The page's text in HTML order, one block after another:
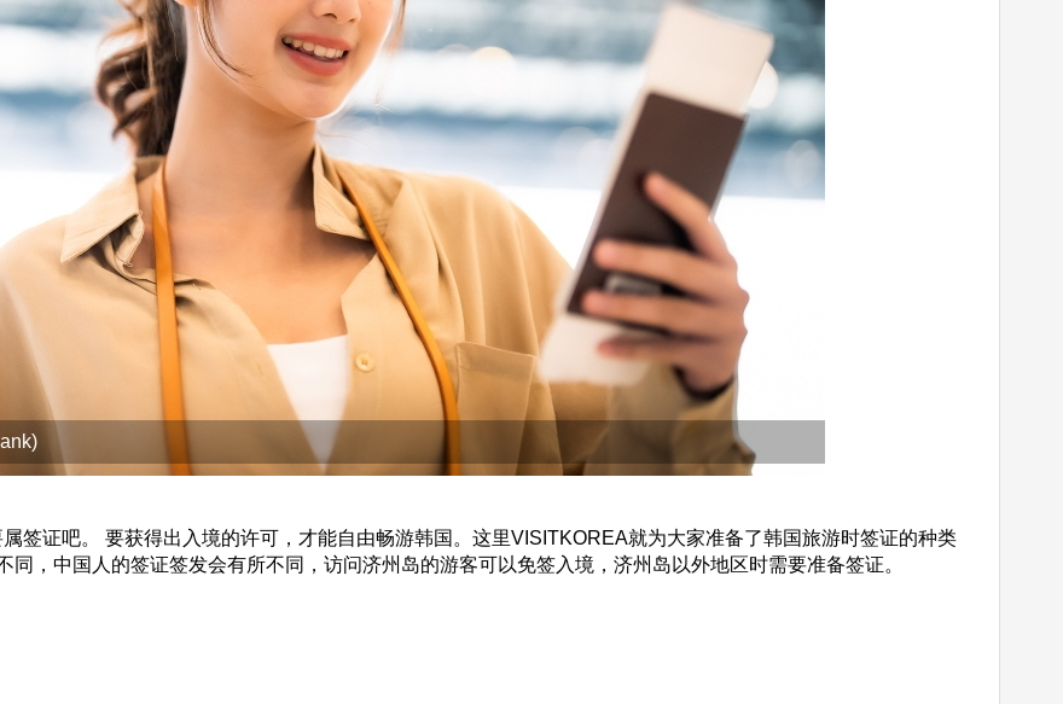
签证吧。 要获得出入境的许可，才能自由畅游韩国。这里VISITKOREA就为大家准备了韩国旅游时签证的种类
，中国人的签证签发会有所不同，访问济州岛的游客可以免签入境，济州岛以外地区时需要准备签证。